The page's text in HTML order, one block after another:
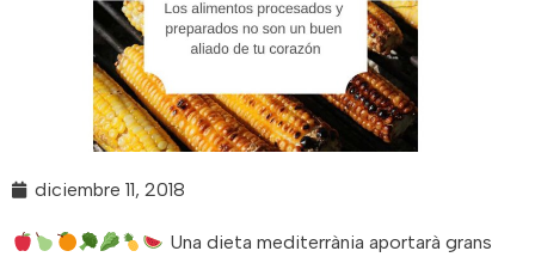
diciembre 11, 2018
Una dieta mediterrània aportarà grans